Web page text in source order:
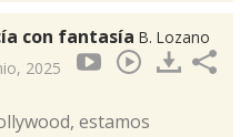
con fantasía B. Lozano
2025
estamos